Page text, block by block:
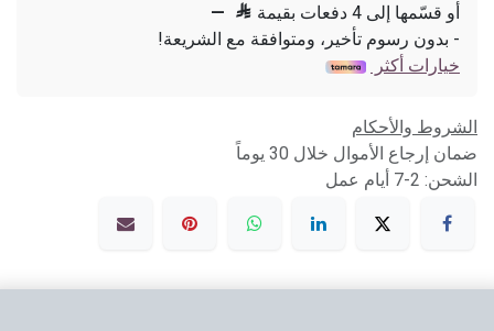
أو قسّمها إلى 4 دفعات بقيمة 
—
- بدون رسوم تأخير، ومتوافقة مع الشريعة!
خيارات أكثر
الشروط والأحكام
ضمان إرجاع الأموال خلال 30 يوماً
الشحن: 2-7 أيام عمل